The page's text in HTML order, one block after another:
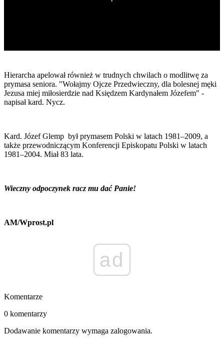
Hierarcha apelował również w trudnych chwilach o modlitwę za
prymasa seniora. "Wołajmy Ojcze Przedwieczny, dla bolesnej męki
Jezusa miej miłosierdzie nad Księdzem Kardynałem Józefem" -
napisał kard. Nycz.
Kard. Józef Glemp był prymasem Polski w latach 1981–2009, a
także przewodniczącym Konferencji Episkopatu Polski w latach
1981–2004. Miał 83 lata.
Wieczny odpoczynek racz mu dać Panie!
AM/Wprost.pl
ad
Komentarze
0 komentarzy
Dodawanie komentarzy wymaga zalogowania.